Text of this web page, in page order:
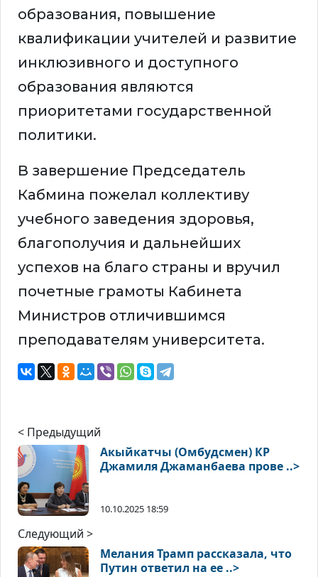
образования, повышение
квалификации учителей и развитие
инклюзивного и доступного
образования являются
приоритетами государственной
политики.
В завершение Председатель
Кабмина пожелал коллективу
учебного заведения здоровья,
благополучия и дальнейших
успехов на благо страны и вручил
почетные грамоты Кабинета
Министров отличившимся
преподавателям университета.
< Предыдущий
Акыйкатчы (Омбудсмен) КР
Джамиля Джаманбаева прове ..>
10.10.2025 18:59
Следующий >
Мелания Трамп рассказала, что
Путин ответил на ее ..>